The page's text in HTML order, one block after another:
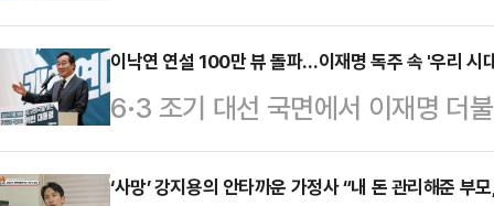
어민주당 대선 후보의 공직선거법
당 일각에선 무죄 판결을 확신하는
권에 따르면, 전날 대법원이 이재명
한 것을 두고 민주당에서 다양한 반
사회적으로 중대한 영향을 미치는
이낙연 연설 100만 뷰 돌파…이재명 독주 속 '우리
6·3 조기 대선 국면에서 이재명 더
있다. 이에 '윤석열·이재명 동반청
민주당 상임고문의 역할론이 정치
‘사망’ 강지용의 안타까운 가정사 “내 돈 관리해준 부